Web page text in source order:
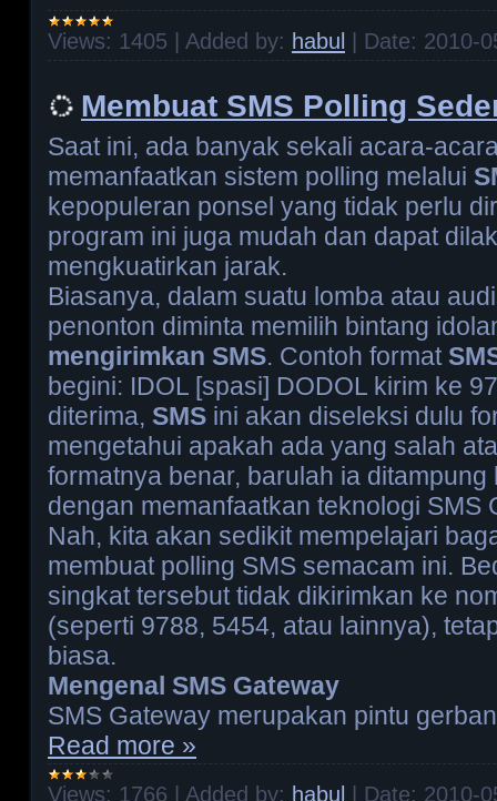
Views: 1405 | Added by: habul | Date: 2010-
Membuat SMS Polling
Saat ini, ada banyak sekali acara-
memanfaatkan sistem polling melalui
kepopuleran ponsel yang tidak perlu
program ini juga mudah dan dapat
mengkuatirkan jarak.
Biasanya, dalam suatu lomba atau
penonton diminta memilih bintang
mengirimkan SMS. Contoh format
begini: IDOL [spasi] DODOL kirim ke
diterima, SMS ini akan diseleksi dulu
mengetahui apakah ada yang salah
formatnya benar, barulah ia ditampung
dengan memanfaatkan teknologi SMS
Nah, kita akan sedikit mempelajari
membuat polling SMS semacam ini.
singkat tersebut tidak dikirimkan ke
(seperti 9788, 5454, atau lainnya),
biasa.
Mengenal SMS Gateway
SMS Gateway merupakan pintu
Read more »
Views: 1766 | Added by: habul | Date: 2010-